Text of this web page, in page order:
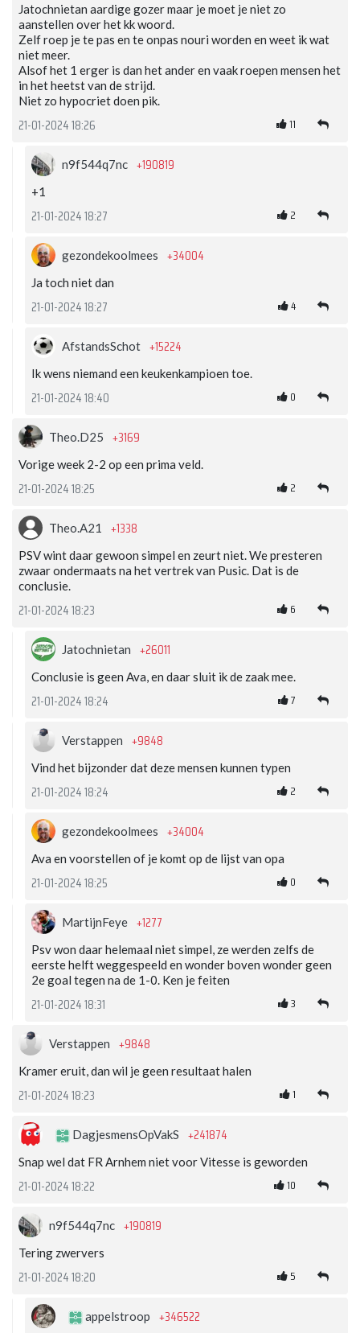
Jatochnietan aardige gozer maar je moet je niet zo
aanstellen over het kk woord.
Zelf roep je te pas en te onpas nouri worden en weet ik wat
niet meer.
Alsof het 1 erger is dan het ander en vaak roepen mensen het
in het heetst van de strijd.
Niet zo hypocriet doen pik.
21-01-2024 18:26 11
n9f544q7nc +190819
+1
21-01-2024 18:27 2
gezondekoolmees +34004
Ja toch niet dan
21-01-2024 18:27 4
AfstandsSchot +15224
Ik wens niemand een keukenkampioen toe.
21-01-2024 18:40 0
Theo.D25 +3169
Vorige week 2-2 op een prima veld.
21-01-2024 18:25 2
Theo.A21 +1338
PSV wint daar gewoon simpel en zeurt niet. We presteren
zwaar ondermaats na het vertrek van Pusic. Dat is de
conclusie.
21-01-2024 18:23 6
Jatochnietan +26011
Conclusie is geen Ava, en daar sluit ik de zaak mee.
21-01-2024 18:24 7
Verstappen +9848
Vind het bijzonder dat deze mensen kunnen typen
21-01-2024 18:24 2
gezondekoolmees +34004
Ava en voorstellen of je komt op de lijst van opa
21-01-2024 18:25 0
MartijnFeye +1277
Psv won daar helemaal niet simpel, ze werden zelfs de
eerste helft weggespeeld en wonder boven wonder geen
2e goal tegen na de 1-0. Ken je feiten
21-01-2024 18:31 3
Verstappen +9848
Kramer eruit, dan wil je geen resultaat halen
21-01-2024 18:23 1
DagjesmensOpVakS +241874
Snap wel dat FR Arnhem niet voor Vitesse is geworden
21-01-2024 18:22 10
n9f544q7nc +190819
Tering zwervers
21-01-2024 18:20 5
appelstroop +346522